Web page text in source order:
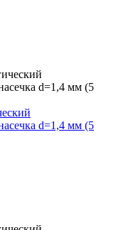
d=1,4 мм (5